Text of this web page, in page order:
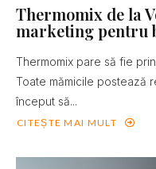
Thermomix de la
marketing pentru
Thermomix pare să fie
Toate mămicile postează
început să...
CITEȘTE MAI MULT